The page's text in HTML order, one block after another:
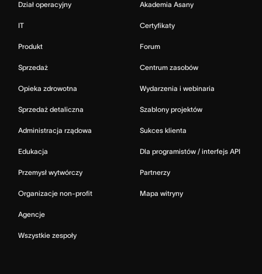
Dział operacyjny
IT
Produkt
Sprzedaż
Opieka zdrowotna
Sprzedaż detaliczna
Administracja rządowa
Edukacja
Przemysł wytwórczy
Organizacje non-profit
Agencje
Wszystkie zespoły
Akademia Asany
Certyfikaty
Forum
Centrum zasobów
Wydarzenia i webinaria
Szablony projektów
Sukces klienta
Dla programistów / interfejs API
Partnerzy
Mapa witryny